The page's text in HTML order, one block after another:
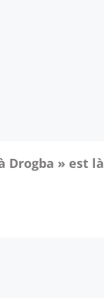
Drogba » est là